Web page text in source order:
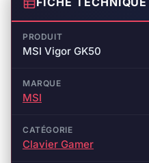
PRODUIT
MSI Vigor GK50
MARQUE
MSI
CATÉGORIE
Clavier Gamer